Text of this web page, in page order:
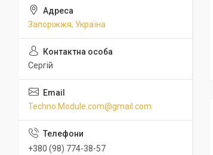
Запоріжжя, Україна
Сергій
Techno.Module.com@gmail.com
+380 (98) 774-38-57